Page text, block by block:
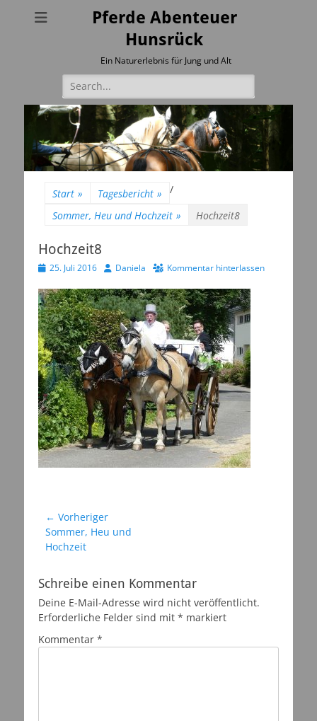
Pferde Abenteuer
Hunsrück
Ein Naturerlebnis für Jung und Alt
Suchen
nach:
Start » Tagesbericht »
/
Sommer, Heu und Hochzeit » Hochzeit8
Hochzeit8
Veröffentlicht
25. Juli 2016 AutorDaniela Kommentar hinterlassen
Beitragsnavigation
← Vorheriger
Vorheriger
Beitrag:
Sommer, Heu und
Hochzeit
Schreibe einen Kommentar
Deine E-Mail-Adresse wird nicht veröffentlicht.
Erforderliche Felder sind mit * markiert
Kommentar *